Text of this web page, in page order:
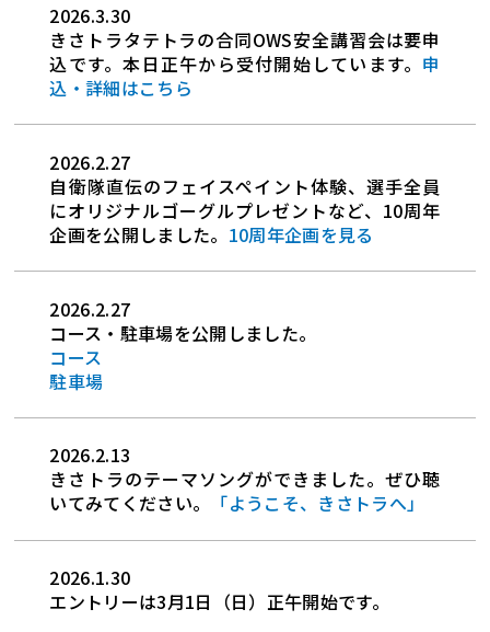
2026.3.30
きさトラタテトラの合同OWS安全講習会は要申
込です。本日正午から受付開始しています。 申
込・詳細はこちら
2026.2.27
自衛隊直伝のフェイスペイント体験、選手全員
にオリジナルゴーグルプレゼントなど、10周年
企画を公開しました。 10周年企画を見る
2026.2.27
コース・駐車場を公開しました。
コース
駐車場
2026.2.13
きさトラのテーマソングができました。ぜひ聴
いてみてください。
「ようこそ、きさトラへ」
2026.1.30
エントリーは3月1日（日）正午開始です。